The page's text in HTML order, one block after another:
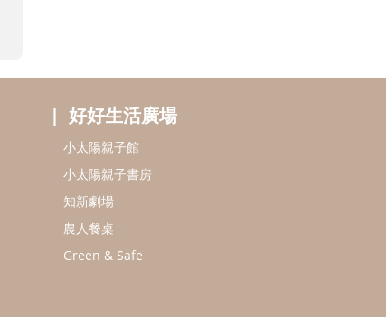
好好生活廣場
小太陽親子館
小太陽親子書房
知新劇場
農人餐桌
Green & Safe